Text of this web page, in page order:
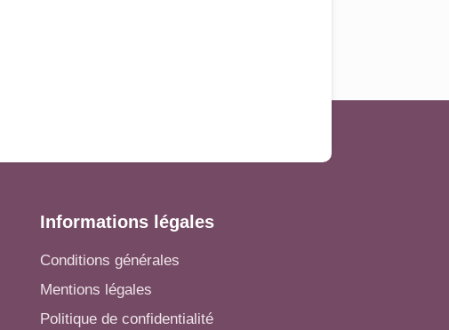
Informations légales
Conditions générales
Mentions légales
Politique de confidentialité